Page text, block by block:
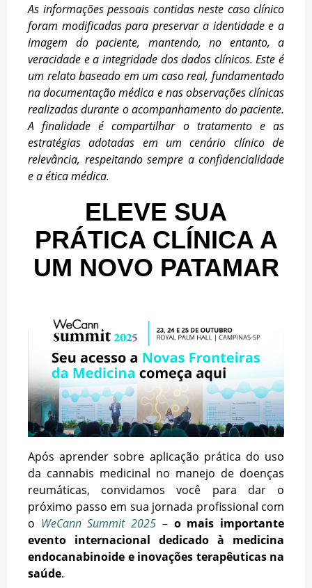
As informações pessoais contidas neste caso clínico
foram modificadas para preservar a identidade e a
imagem do paciente, mantendo, no entanto, a
veracidade e a integridade dos dados clínicos. Este é
um relato baseado em um caso real, fundamentado
na documentação médica e nas observações clínicas
realizadas durante o acompanhamento do paciente.
A finalidade é compartilhar o tratamento e as
estratégias adotadas em um cenário clínico de
relevância, respeitando sempre a confidencialidade
e a ética médica.
ELEVE SUA
PRÁTICA CLÍNICA A
UM NOVO PATAMAR
Após aprender sobre aplicação prática do uso
da cannabis medicinal no manejo de doenças
reumáticas, convidamos você para dar o
próximo passo em sua jornada profissional com
o WeCann Summit 2025 – o mais importante
evento internacional dedicado à medicina
endocanabinoide e inovações terapêuticas na
saúde.